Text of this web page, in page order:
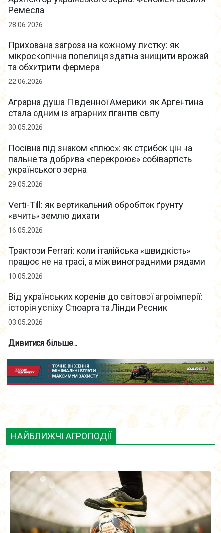
Ремесла
28.06.2026
Прихована загроза на кожному листку: як
мікроскопічна попелиця здатна знищити врожай
та обхитрити фермера
22.06.2026
Аграрна душа Південної Америки: як Аргентина
стала одним із аграрних гігантів світу
30.05.2026
Посівна під знаком «плюс»: як стрибок цін на
пальне та добрива «перекроює» собівартість
українського зерна
29.05.2026
Verti-Till: як вертикальний обробіток ґрунту
«вчить» землю дихати
16.05.2026
Трактори Ferrari: коли італійська «швидкість»
працює не на трасі, а між виноградними рядами
10.05.2026
Від українських коренів до світової агроімперії:
історія успіху Стюарта та Лінди Ресник
03.05.2026
Дивитися більше...
НАЙБЛИЖЧІ АГРОПОДІЇ